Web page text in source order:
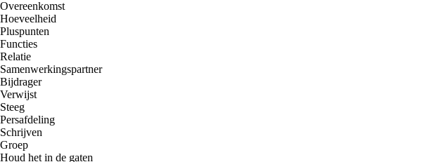
Overeenkomst
Hoeveelheid
Pluspunten
Functies
Relatie
Samenwerkingspartner
Bijdrager
Verwijst
Steeg
Persafdeling
Schrijven
Groep
Houd het in de gaten